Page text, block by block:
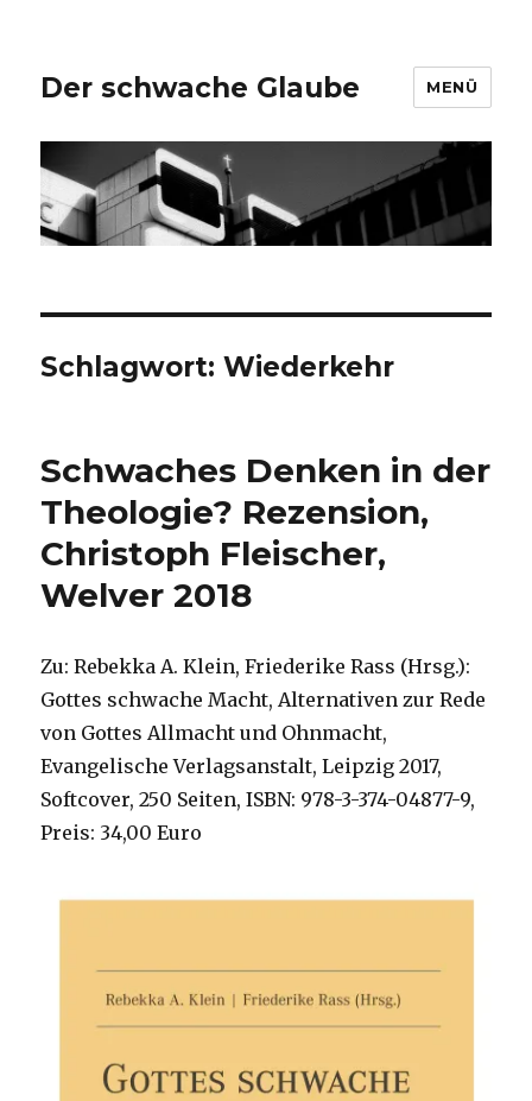
Der schwache Glaube MENÜ
Schlagwort:Wiederkehr
Schwaches Denken in der
Theologie? Rezension,
Christoph Fleischer,
Welver 2018
Zu: Rebekka A. Klein, Friederike Rass (Hrsg.):
Gottes schwache Macht, Alternativen zur Rede
von Gottes Allmacht und Ohnmacht,
Evangelische Verlagsanstalt, Leipzig 2017,
Softcover, 250 Seiten, ISBN: 978-3-374-04877-9,
Preis: 34,00 Euro